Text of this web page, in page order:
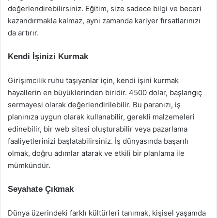
değerlendirebilirsiniz. Eğitim, size sadece bilgi ve beceri
kazandırmakla kalmaz, aynı zamanda kariyer fırsatlarınızı
da artırır.
Kendi İşinizi Kurmak
Girişimcilik ruhu taşıyanlar için, kendi işini kurmak
hayallerin en büyüklerinden biridir. 4500 dolar, başlangıç
sermayesi olarak değerlendirilebilir. Bu paranızı, iş
planınıza uygun olarak kullanabilir, gerekli malzemeleri
edinebilir, bir web sitesi oluşturabilir veya pazarlama
faaliyetlerinizi başlatabilirsiniz. İş dünyasında başarılı
olmak, doğru adımlar atarak ve etkili bir planlama ile
mümkündür.
Seyahate Çıkmak
Dünya üzerindeki farklı kültürleri tanımak, kişisel yaşamda